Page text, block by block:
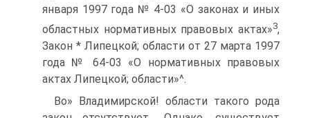
января 1997 года № 4-03 «О законах и иных
областных нормативных правовых актах»3,
Закон * Липецкой; области от 27 марта 1997
года № 64-03 «О нормативных правовых
актах Липецкой; области»^.
Во» Владимирской! области такого рода